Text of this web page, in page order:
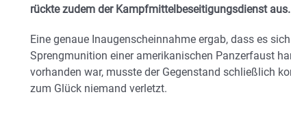
rückte zudem der Kampfmittelbeseitigungsdienst aus.
Eine genaue Inaugenscheinnahme ergab, dass es
Sprengmunition einer amerikanischen Panzerfaust
vorhanden war, musste der Gegenstand schließlich
zum Glück niemand verletzt.